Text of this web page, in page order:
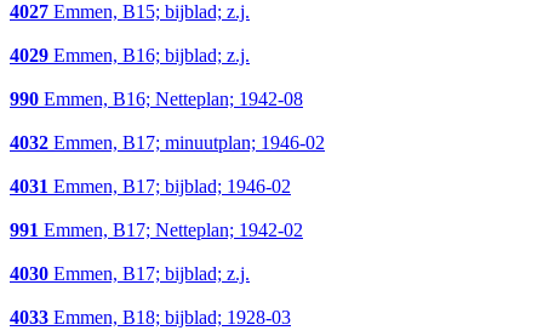
4027 Emmen, B15; bijblad; z.j.
4029 Emmen, B16; bijblad; z.j.
990 Emmen, B16; Netteplan; 1942-08
4032 Emmen, B17; minuutplan; 1946-02
4031 Emmen, B17; bijblad; 1946-02
991 Emmen, B17; Netteplan; 1942-02
4030 Emmen, B17; bijblad; z.j.
4033 Emmen, B18; bijblad; 1928-03